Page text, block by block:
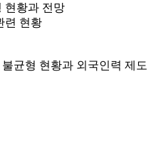
현황과 전망
련 현황
균형 현황과 외국인력 제도